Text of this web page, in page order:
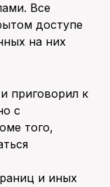
Все
доступе
на них
приговорил к
с
того,
и иных